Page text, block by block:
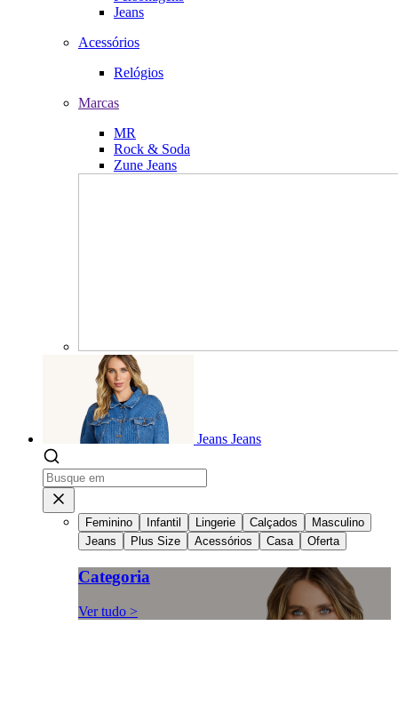
Jeans
Acessórios
Relógios
Marcas
MR
Rock & Soda
Zune Jeans
Jeans Jeans
Feminino Infantil Lingerie Calçados
Masculino
Jeans
Plus Size Acessórios Casa Oferta
Categoria
Ver tudo >